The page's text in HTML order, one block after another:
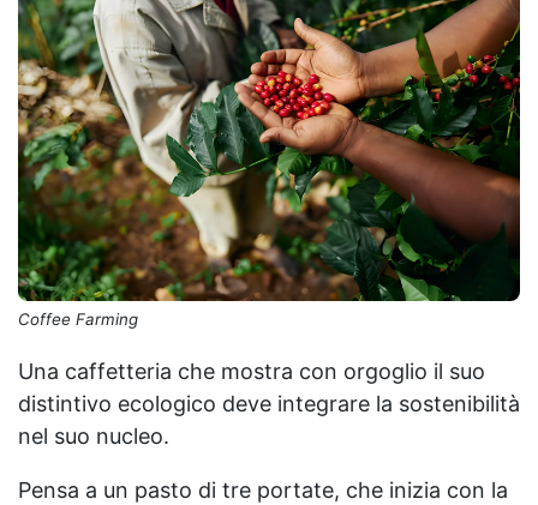
Coffee Farming
Una caffetteria che mostra con orgoglio il suo
distintivo ecologico deve integrare la sostenibilità
nel suo nucleo.
Pensa a un pasto di tre portate, che inizia con la